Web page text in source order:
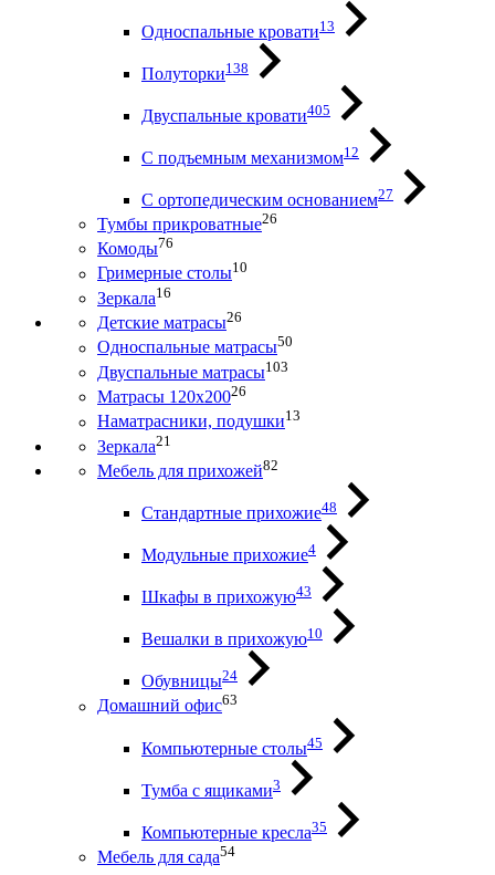
Односпальные кровати13
Полуторки138
Двуспальные кровати405
С подъемным механизмом12
С ортопедическим основанием27
Тумбы прикроватные26
Комоды76
Гримерные столы10
Зеркала16
Детские матрасы26
Односпальные матрасы50
Двуспальные матрасы103
Матрасы 120х20026
Наматрасники, подушки13
Зеркала21
Мебель для прихожей82
Стандартные прихожие48
Модульные прихожие4
Шкафы в прихожую43
Вешалки в прихожую10
Обувницы24
Домашний офис63
Компьютерные столы45
Тумба с ящиками3
Компьютерные кресла35
Мебель для сада54